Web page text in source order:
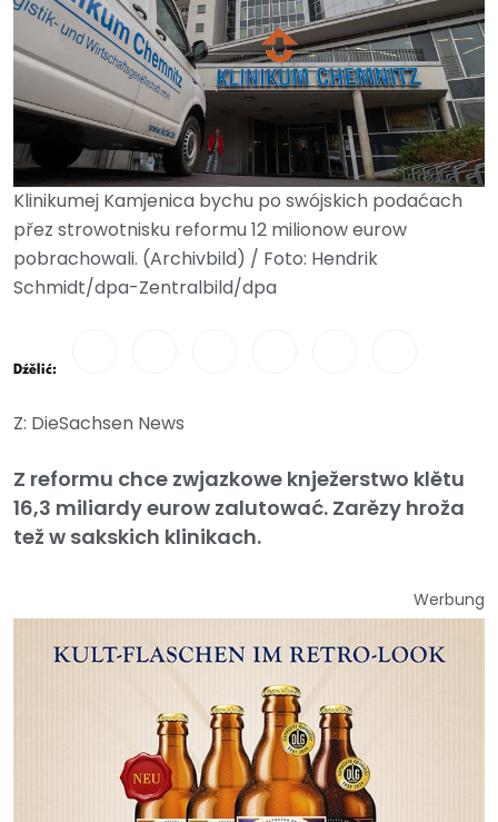
Klinikumej Kamjenica bychu po swójskich podaćach
přez strowotnisku reformu 12 milionow eurow
pobrachowali. (Archivbild) / Foto: Hendrik
Schmidt/dpa-Zentralbild/dpa
Dźělić:
Z: DieSachsen News
Z reformu chce zwjazkowe knježerstwo klětu
16,3 miliardy eurow zalutować. Zarězy hroža
tež w sakskich klinikach.
Werbung